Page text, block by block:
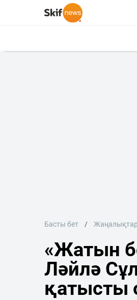
Басты бет Жаңалықтар
«Жатын
Ләйлә
қатысты